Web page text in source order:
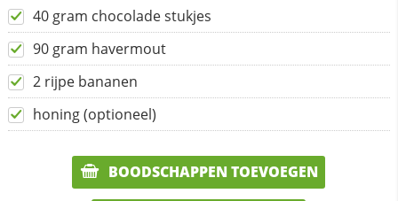
40 gram chocolade stukjes
90 gram havermout
2 rijpe bananen
honing (optioneel)
BOODSCHAPPEN TOEVOEGEN